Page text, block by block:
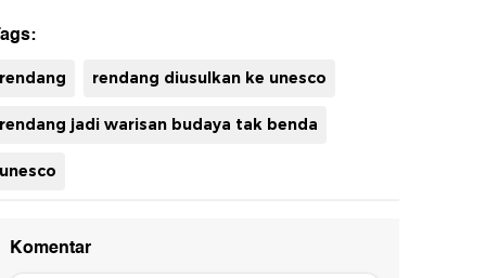
rendang rendang diusulkan ke unesco
rendang jadi warisan budaya tak benda
unesco